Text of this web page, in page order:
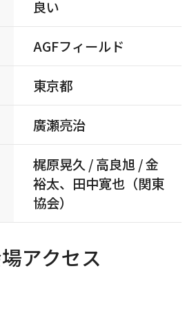
良い
AGFフィールド
東京都
廣瀬亮治
梶原晃久 / 高良旭 / 金
裕太、田中寛也（関東
協会）
アクセス